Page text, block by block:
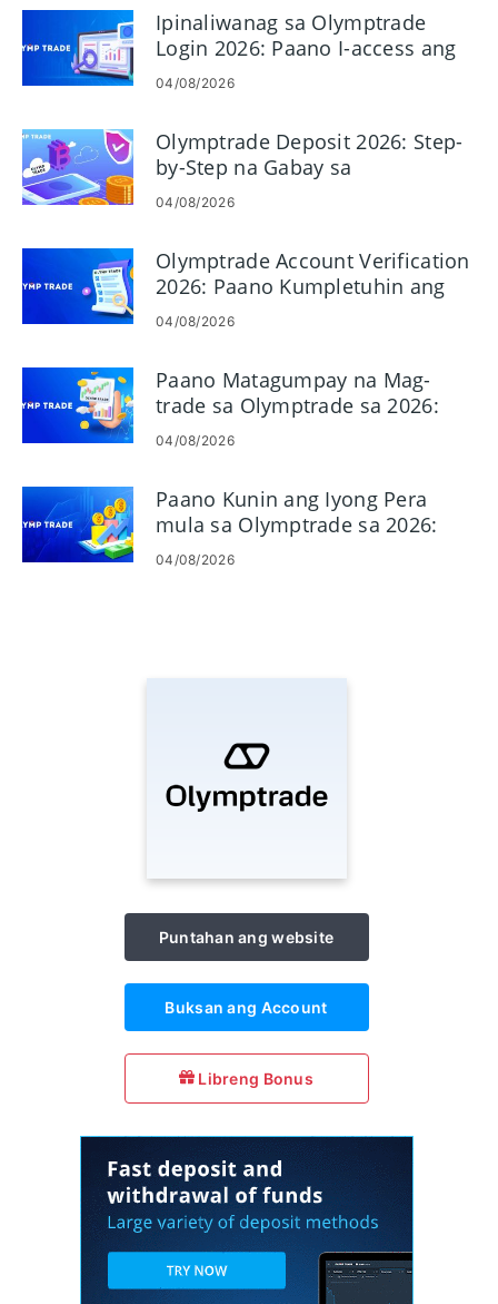
Ipinaliwanag sa Olymptrade
Login 2026: Paano I-access ang
Iyong Account nang Ligtas at
Mabilis
04/08/2026
Olymptrade Deposit 2026: Step-
by-Step na Gabay sa
Pagdaragdag ng Pera, Gastos at
Oras ng Pag-apruba
04/08/2026
Olymptrade Account Verification
2026: Paano Kumpletuhin ang
KYC Step by Step
04/08/2026
Paano Matagumpay na Mag-
trade sa Olymptrade sa 2026:
Gabay sa Baguhan at Pagkontrol
sa Panganib
04/08/2026
Paano Kunin ang Iyong Pera
mula sa Olymptrade sa 2026:
Mga Hakbang at Singilin sa Pag-
withdraw
04/08/2026
Puntahan ang website
Buksan ang Account
Libreng Bonus